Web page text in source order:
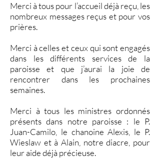
Merci à tous pour l’accueil déjà reçu, les
nombreux messages reçus et pour vos
prières.
Merci à celles et ceux qui sont engagés
dans les différents services de la
paroisse et que j’aurai la joie de
rencontrer dans les prochaines
semaines.
Merci à tous les ministres ordonnés
présents dans notre paroisse : le P.
Juan-Camilo, le chanoine Alexis, le P.
Wieslaw et à Alain, notre diacre, pour
leur aide déjà précieuse.